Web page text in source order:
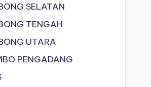
SELATAN
TENGAH
UTARA
PENGADANG